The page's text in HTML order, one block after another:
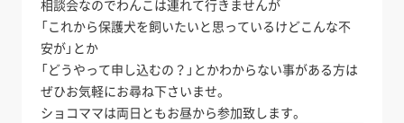
相談会なのでわんこは連れて行きませんが
「これから保護犬を飼いたいと思っているけどこんな不
安が」とか
「どうやって申し込むの？」とかわからない事がある方は
ぜひお気軽にお尋ね下さいませ。
ショコママは両日ともお昼から参加致します。